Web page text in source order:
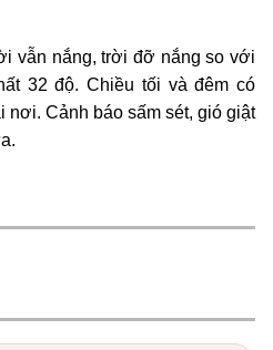
vẫn nắng, trời đỡ nắng so với
32 độ. Chiều tối và đêm có
nơi. Cảnh báo sấm sét, gió giật